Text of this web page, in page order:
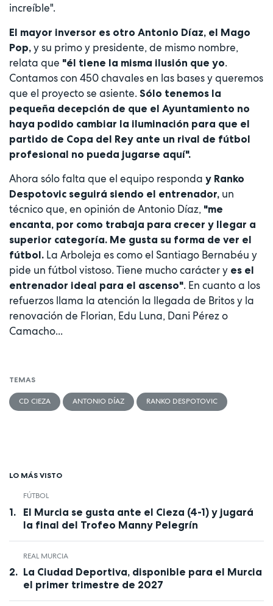
increíble".
El mayor inversor es otro Antonio Díaz, el Mago
Pop, y su primo y presidente, de mismo nombre,
relata que "él tiene la misma ilusión que yo.
Contamos con 450 chavales en las bases y queremos
que el proyecto se asiente. Sólo tenemos la
pequeña decepción de que el Ayuntamiento no
haya podido cambiar la iluminación para que el
partido de Copa del Rey ante un rival de fútbol
profesional no pueda jugarse aquí".
Ahora sólo falta que el equipo responda y Ranko
Despotovic seguirá siendo el entrenador, un
técnico que, en opinión de Antonio Díaz, "me
encanta, por como trabaja para crecer y llegar a
superior categoría. Me gusta su forma de ver el
fútbol. La Arboleja es como el Santiago Bernabéu y
pide un fútbol vistoso. Tiene mucho carácter y es el
entrenador ideal para el ascenso". En cuanto a los
refuerzos llama la atención la llegada de Britos y la
renovación de Florian, Edu Luna, Dani Pérez o
Camacho...
TEMAS
CD CIEZA ANTONIO DÍAZ RANKO DESPOTOVIC
LO MÁS VISTO
FÚTBOL
El Murcia se gusta ante el Cieza (4-1) y jugará
la final del Trofeo Manny Pelegrín
REAL MURCIA
La Ciudad Deportiva, disponible para el Murcia
el primer trimestre de 2027